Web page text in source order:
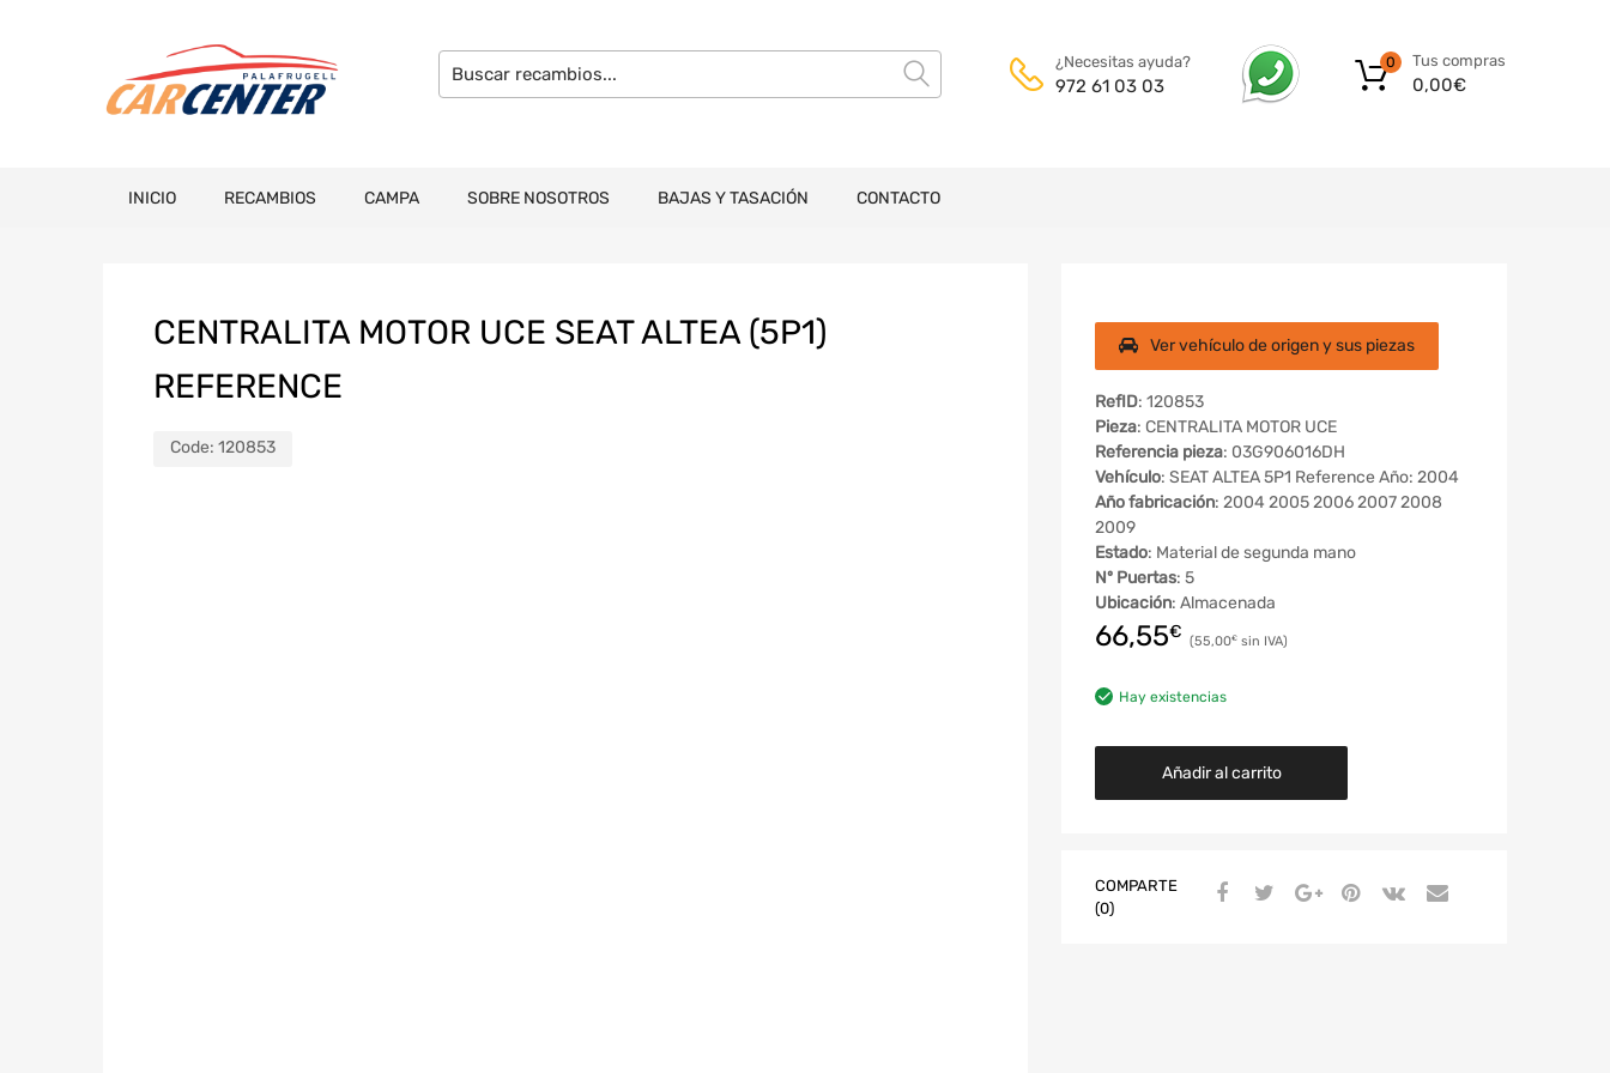
¿Necesitas ayuda?
972 61 03 03
Tus compras
0,00€
0
INICIO RECAMBIOS CAMPA SOBRE NOSOTROS BAJAS Y TASACIÓN CONTACTO
CENTRALITA MOTOR UCE SEAT ALTEA (5P1)
REFERENCE
Code: 120853
Ver vehículo de origen y sus piezas
RefID: 120853
Pieza: CENTRALITA MOTOR UCE
Referencia pieza: 03G906016DH
Vehículo: SEAT ALTEA 5P1 Reference Año: 2004
Año fabricación: 2004 2005 2006 2007 2008
2009
Estado: Material de segunda mano
Nº Puertas: 5
Ubicación: Almacenada
66,55€ 55,00€
Hay existencias
Añadir al carrito
COMPARTE
(0)